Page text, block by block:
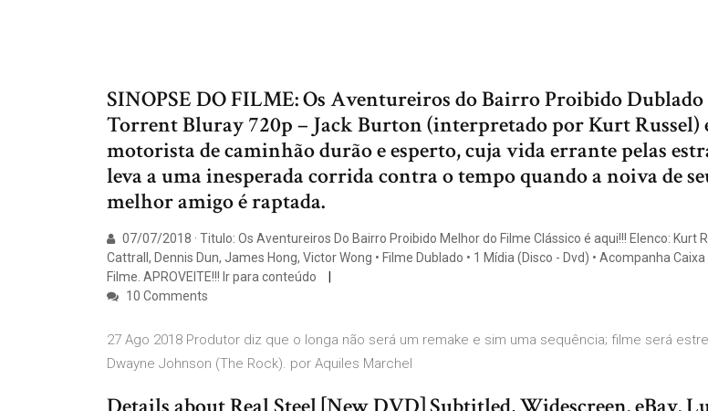
SINOPSE DO FILME: Os Aventureiros do Bairro Proibido Dublado
Torrent Bluray 720p – Jack Burton (interpretado por Kurt Russel)
motorista de caminhão durão e esperto, cuja vida errante pelas
leva a uma inesperada corrida contra o tempo quando a noiva de
melhor amigo é raptada.
07/07/2018 · Titulo: Os Aventureiros Do Bairro Proibido Melhor do Filme Clássico é aqui!!! Elenco: Kurt
Cattrall, Dennis Dun, James Hong, Victor Wong • Filme Dublado • 1 Mídia (Disco - Dvd) • Acompanha Caixa
Filme. APROVEITE!!! Ir para conteúdo
10 Comments
27 Ago 2018 Produtor diz que o longa não será um remake e sim uma sequência; filme será
Dwayne Johnson (The Rock). por Aquiles Marchel